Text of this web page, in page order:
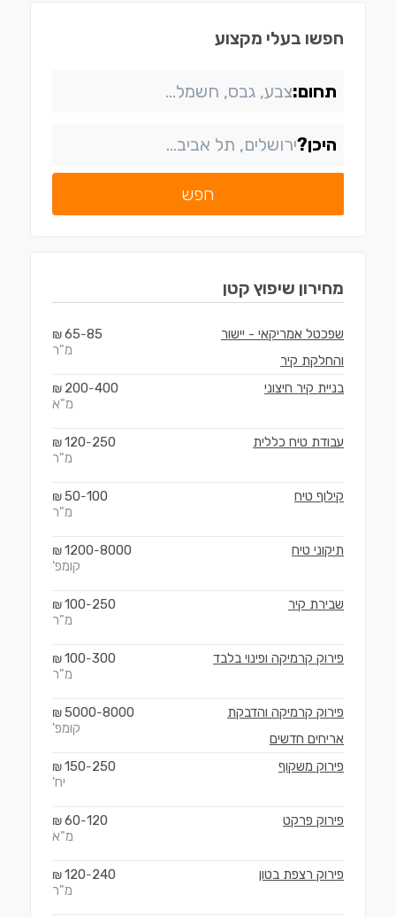
חפשו בעלי מקצוע
תחום:
היכן?
חפש
מחירון שיפוץ קטן
שפכטל אמריקאי - יישור
והחלקת קיר
65-85
₪
מ"ר
בניית קיר חיצוני 200-400
₪
מ"א
עבודת טיח כללית 120-250
₪
מ"ר
קילוף טיח 50-100
₪
מ"ר
תיקוני טיח 1200-8000
₪
קומפ'
שבירת קיר 100-250
₪
מ"ר
פירוק קרמיקה ופינוי בלבד 100-300
₪
מ"ר
פירוק קרמיקה והדבקת
אריחים חדשים
5000-8000
₪
קומפ'
פירוק משקוף 150-250
₪
יח'
פירוק פרקט 60-120
₪
מ"א
פירוק רצפת בטון 120-240
₪
מ"ר